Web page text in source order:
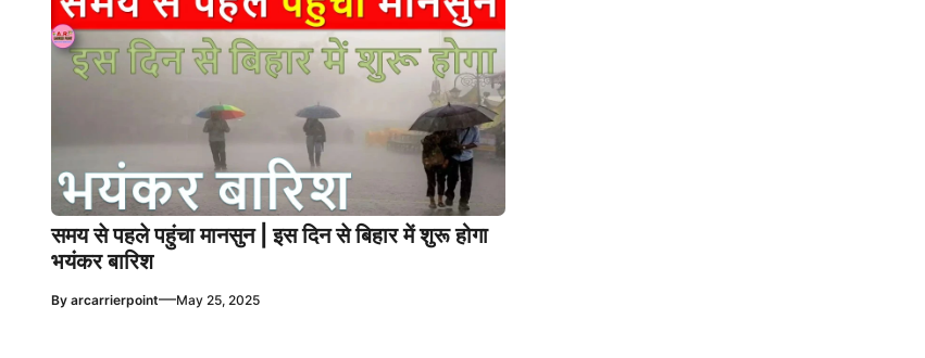
समय से पहले पहुंचा मानसुन | इस दिन से बिहार में शुरू होगा
भयंकर बारिश
By arcarrierpoint—May 25, 2025